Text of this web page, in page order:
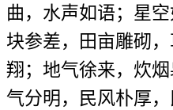
曲，水声如语；星
块参差，田亩雕砌
翔；地气徐来，炊
气分明，民风朴厚